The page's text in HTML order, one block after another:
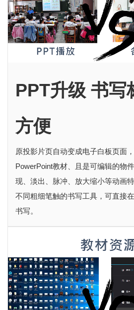
PPT升级 书写
方便
原投影片页自动变成电子白板页面
PowerPoint教材、且是可编辑的物
现、淡出、脉冲、放大缩小等动画
不同粗细笔触的书写工具，可直接
书写。